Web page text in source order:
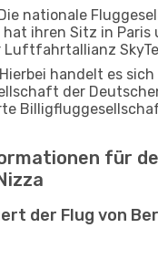
nationale
hat ihren Sitz in Paris
Luftfahrtallianz
handelt es
der
für
der Flug von